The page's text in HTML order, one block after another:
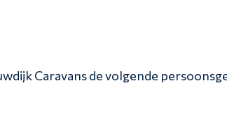
Caravans de volgende